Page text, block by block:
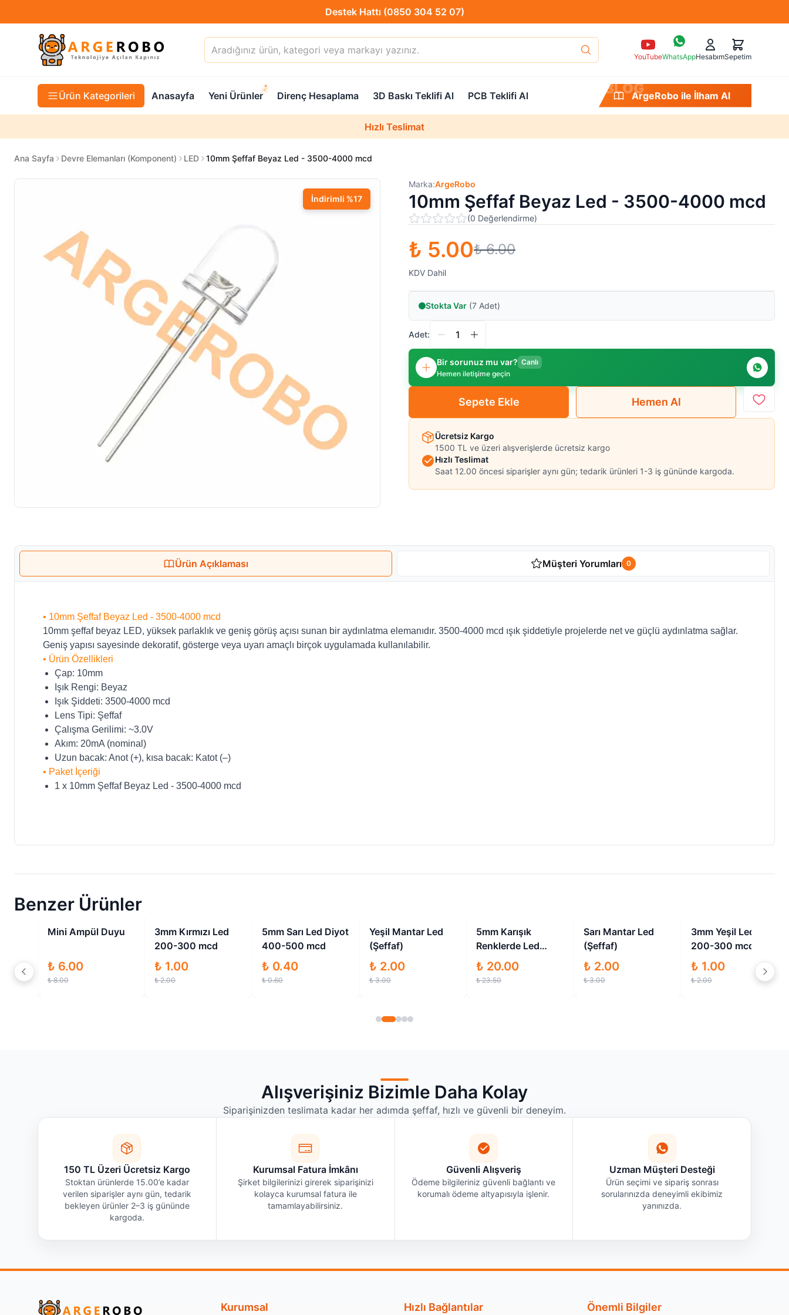
Destek Hattı (0850 304 52 07)
Hızlı Teslimat
YouTubeWhatsAppHesabımSepetim
Ürün Kategorileri Anasayfa Yeni Ürünler Direnç Hesaplama 3D Baskı Teklifi Al PCB Teklifi Al BLOG
ArgeRobo ile Merak Et
Destek Hattı (0850 304 52 07)
Hızlı Teslimat
Ana Sayfa Devre Elemanları (Komponent) LED 10mm Şeffaf Beyaz Led - 3500-4000 mcd
İndirimli %17
Marka:ArgeRobo
10mm Şeffaf Beyaz Led - 3500-4000 mcd
(0 Değerlendirme)
₺ 5.00₺ 6.00
KDV Dahil
Stokta Var (7 Adet)
Adet:
Bir sorunuz mu var? Canlı
Hemen iletişime geçin
Sepete Ekle Hemen Al
Ücretsiz Kargo
1500 TL ve üzeri alışverişlerde ücretsiz kargo
Hızlı Teslimat
Saat 12.00 öncesi siparişler aynı gün; tedarik ürünleri 1-3 iş gününde kargoda.
Ürün Açıklaması Müşteri Yorumları 0
• 10mm Şeffaf Beyaz Led - 3500-4000 mcd
10mm şeffaf beyaz LED, yüksek parlaklık ve geniş görüş açısı sunan bir aydınlatma elemanıdır. 3500-4000 mcd ışık şiddetiyle projelerde net ve güçlü aydınlatma sağlar.
Geniş yapısı sayesinde dekoratif, gösterge veya uyarı amaçlı birçok uygulamada kullanılabilir.
• Ürün Özellikleri
Çap: 10mm
Işık Rengi: Beyaz
Işık Şiddeti: 3500-4000 mcd
Lens Tipi: Şeffaf
Çalışma Gerilimi: ~3.0V
Akım: 20mA (nominal)
Uzun bacak: Anot (+), kısa bacak: Katot (–)
• Paket İçeriği
1 x 10mm Şeffaf Beyaz Led - 3500-4000 mcd
Benzer Ürünler
İndirimli
Mini Ampül Duyu
₺ 6.00
₺ 8.00
İndirimli
3mm Kırmızı Led
200-300 mcd
₺ 1.00
₺ 2.00
İndirimli
5mm Sarı Led Diyot
400-500 mcd
₺ 0.40
₺ 0.60
İndirimli
Yeşil Mantar Led
(Şeffaf)
₺ 2.00
₺ 3.00
5mm Karışık
Renklerde Led
Diyot - 5 Farklı
Renk - 50 Adet
₺ 20.00
₺ 23.50
İndirimli
Sarı Mantar Led
(Şeffaf)
₺ 2.00
₺ 3.00
İndirimli
3mm Yeşil Led
200-300 mcd
₺ 1.00
₺ 2.00
Alışverişiniz Bizimle Daha Kolay
Siparişinizden teslimata kadar her adımda şeffaf, hızlı ve güvenli bir deneyim.
150 TL Üzeri Ücretsiz Kargo
Stoktan ürünlerde 15.00’e kadar
verilen siparişler aynı gün, tedarik
bekleyen ürünler 2–3 iş gününde
kargoda.
Kurumsal Fatura İmkânı
Şirket bilgilerinizi girerek siparişinizi
kolayca kurumsal fatura ile
tamamlayabilirsiniz.
Güvenli Alışveriş
Ödeme bilgileriniz güvenli bağlantı ve
korumalı ödeme altyapısıyla işlenir.
Uzman Müşteri Desteği
Ürün seçimi ve sipariş sonrası
sorularınızda deneyimli ekibimiz
yanınızda.
Kurumsal Hızlı Bağlantılar Önemli Bilgiler